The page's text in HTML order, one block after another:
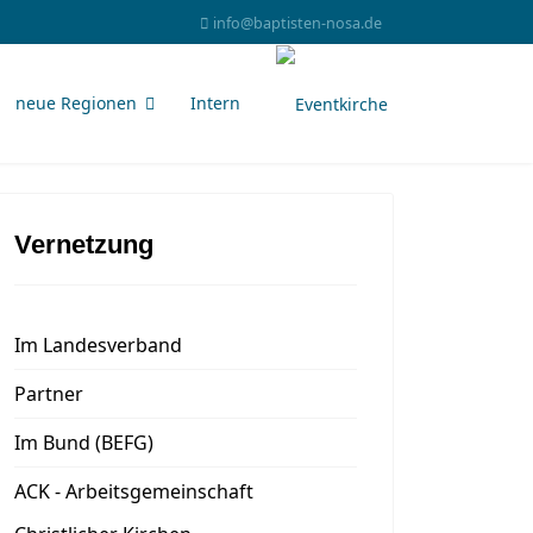
info@baptisten-nosa.de
neue Regionen Intern
Vernetzung
Im Landesverband
Partner
Im Bund (BEFG)
ACK - Arbeitsgemeinschaft